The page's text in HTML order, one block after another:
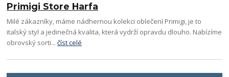
Primigi Store Harfa
Milé zákazníky, máme nádhernou kolekci oblečení Primigi, je to
italský styl a jedinečná kvalita, která vydrží opravdu dlouho. Nabízíme
obrovský sorti...číst celé